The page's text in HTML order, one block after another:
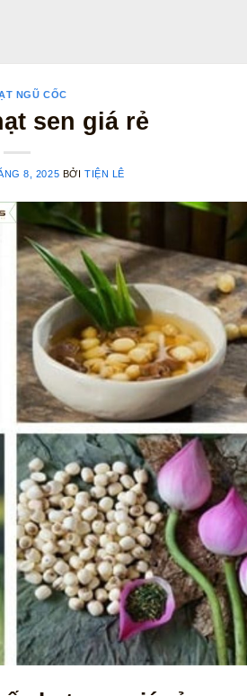
NGŨ CỐC
sen giá rẻ
8, 2025 BỞI TIỆN LÊ